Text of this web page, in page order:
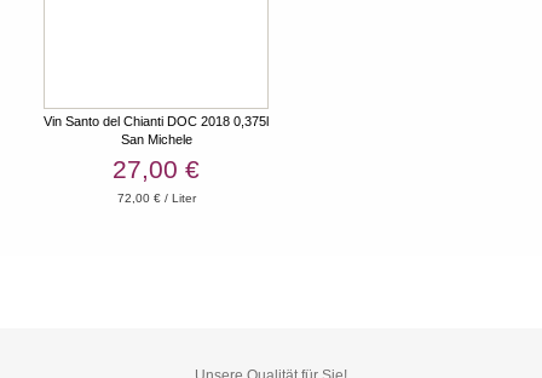
Vin Santo del Chianti DOC 2018 0,375l
San Michele
27,00 €
72,00 € / Liter